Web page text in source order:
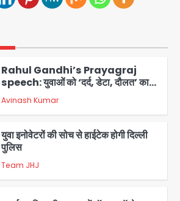
संदेश, बीजेपी का वार
पुलिस
सुदर्शन शक्ति-वी अभ्यास में मॉक आॅपरेशन
Team JHJ